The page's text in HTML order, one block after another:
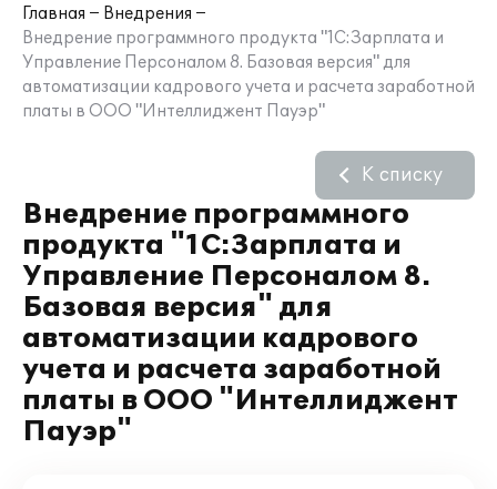
Главная
Внедрения
Внедрение программного продукта "1С:Зарплата и
Управление Персоналом 8. Базовая версия" для
автоматизации кадрового учета и расчета заработной
платы в ООО "Интеллиджент Пауэр"
Внедрение программного
продукта "1С:Зарплата и
Управление Персоналом 8.
Базовая версия" для
автоматизации кадрового
учета и расчета заработной
платы в ООО "Интеллиджент
Пауэр"
К списку